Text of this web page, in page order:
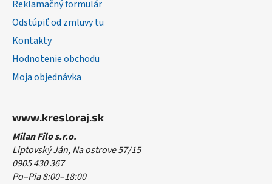
Reklamačný formulár
Odstúpiť od zmluvy tu
Kontakty
Hodnotenie obchodu
Moja objednávka
www.kresloraj.sk
Milan Filo s.r.o.
Liptovský Ján, Na ostrove 57/15
0905 430 367
Po–Pia 8:00–18:00